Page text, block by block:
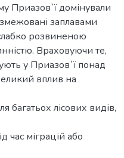
Приазов`ї домінували
заплавами
розвиненою
Враховуючи те,
у Приазов`ї понад
вплив на
багатьох лісових видів,
час міграцій або